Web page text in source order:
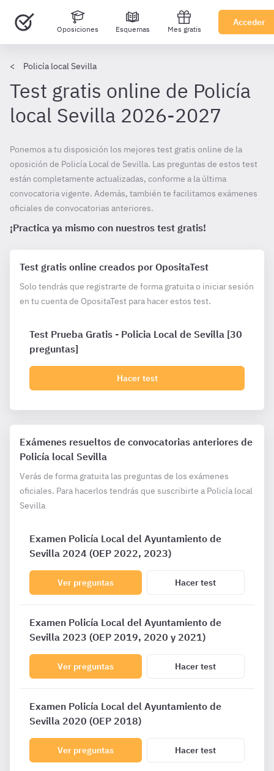
Oposiciones Esquemas Mes gratis
Acceder
Policía local Sevilla
Test gratis online de Policía
local Sevilla 2026-2027
Ponemos a tu disposición los mejores test gratis online de la
oposición de Policía Local de Sevilla. Las preguntas de estos test
están completamente actualizadas, conforme a la última
convocatoria vigente. Además, también te facilitamos exámenes
oficiales de convocatorias anteriores.
¡Practica ya mismo con nuestros test gratis!
Test gratis online creados por OpositaTest
Solo tendrás que registrarte de forma gratuita o iniciar sesión
en tu cuenta de OpositaTest para hacer estos test.
Test Prueba Gratis - Policia Local de Sevilla [30
preguntas]
Hacer test
Exámenes resueltos de convocatorias anteriores de
Policía local Sevilla
Verás de forma gratuita las preguntas de los exámenes
oficiales. Para hacerlos tendrás que suscribirte a Policía local
Sevilla
Examen Policía Local del Ayuntamiento de
Sevilla 2024 (OEP 2022, 2023)
Ver preguntas Hacer test
Examen Policía Local del Ayuntamiento de
Sevilla 2023 (OEP 2019, 2020 y 2021)
Ver preguntas Hacer test
Examen Policía Local del Ayuntamiento de
Sevilla 2020 (OEP 2018)
Ver preguntas Hacer test